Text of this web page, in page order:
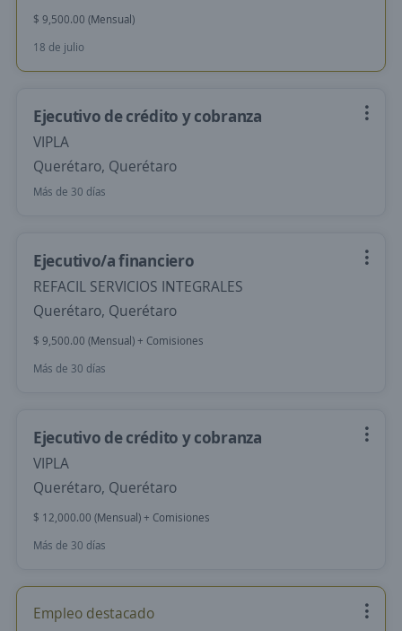
$ 9,500.00 (Mensual)
18 de julio
Ejecutivo de crédito y cobranza
VIPLA
Querétaro, Querétaro
Más de 30 días
Ejecutivo/a financiero
REFACIL SERVICIOS INTEGRALES
Querétaro, Querétaro
$ 9,500.00 (Mensual) + Comisiones
Más de 30 días
Ejecutivo de crédito y cobranza
VIPLA
Querétaro, Querétaro
$ 12,000.00 (Mensual) + Comisiones
Más de 30 días
Empleo destacado